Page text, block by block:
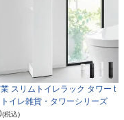
スリムトイレラック タワー t
イレ雑貨・タワーシリーズ
(税込)